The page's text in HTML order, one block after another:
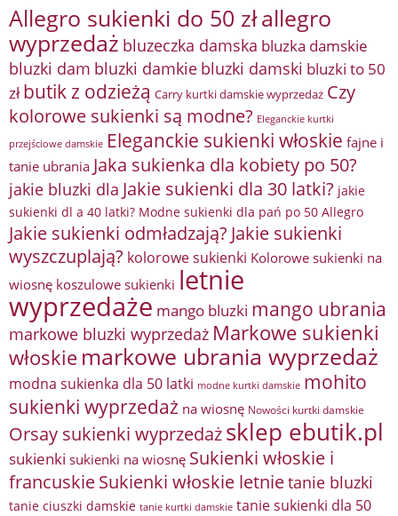
Allegro sukienki do 50 złallegro
wyprzedaż bluzeczka damska bluzka damskie
bluzki dam bluzki damkie bluzki damski bluzki to 50
zł butik z odzieżą Carry kurtki damskie wyprzedaż Czy
kolorowe sukienki są modne? Eleganckie kurtki
przejściowe damskie Eleganckie sukienki włoskie fajne i
tanie ubrania Jaka sukienka dla kobiety po 50?
jakie bluzki dla Jakie sukienki dla 30 latki? jakie
sukienki dl a 40 latki? Modne sukienki dla pań po 50 Allegro
Jakie sukienki odmładzają? Jakie sukienki
wyszczuplają? kolorowe sukienki Kolorowe sukienki na
wiosnę koszulowe sukienki letnie
wyprzedaże mango bluzki mango ubrania
markowe bluzki wyprzedaż Markowe sukienki
włoskie markowe ubrania wyprzedaż
modna sukienka dla 50 latki modne kurtki damskie mohito
sukienki wyprzedaż na wiosnę Nowości kurtki damskie
Orsay sukienki wyprzedażsklep ebutik.pl
sukienki sukienki na wiosnę Sukienki włoskie i
francuskieSukienki włoskie letnietanie bluzki
tanie ciuszki damskie tanie kurtki damskie tanie sukienki dla 50